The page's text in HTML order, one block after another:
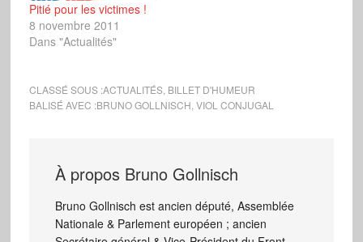
Pitié pour les victimes !
8 novembre 2011
Dans "Actualités"
CLASSÉ SOUS :ACTUALITÉS, BILLET D'HUMEUR
BALISÉ AVEC :BRUNO GOLLNISCH VIOL CONJUGAL
À propos Bruno Gollnisch
Bruno Gollnisch est ancien député, Assemblée
Nationale & Parlement européen ; ancien